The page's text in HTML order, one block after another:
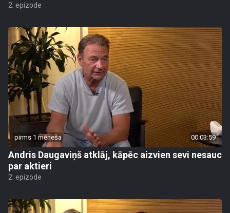
2. epizode
pirms 1 mēneša 00:03:59
Andris Daugaviņš atklāj, kāpēc aizvien sevi nesauc
par aktieri
2. epizode